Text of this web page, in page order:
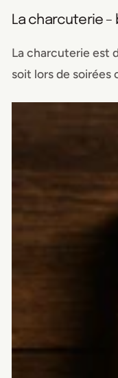
La charcuterie
La charcuterie est
soit lors de soirées